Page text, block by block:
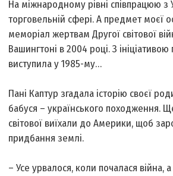
На міжнародному рівні співпрацюю з
торговельній сфері. А предмет моєї
меморіал жертвам Другої світової
Вашингтоні в 2004 році. З
виступила у 1985-му…
Пані Каптур згадала історію своєї
бабуся – українського походження.
світової виїхали до Америки, щоб
придбання землі.
– Усе урвалося, коли почалася війна,